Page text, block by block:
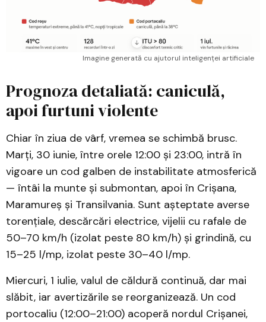
Imagine generată cu ajutorul inteligenței artificiale
Prognoza detaliată: caniculă,
apoi furtuni violente
Chiar în ziua de vârf, vremea se schimbă brusc.
Marți, 30 iunie, între orele 12:00 și 23:00, intră în
vigoare un cod galben de instabilitate atmosferică
— întâi la munte și submontan, apoi în Crișana,
Maramureș și Transilvania. Sunt așteptate averse
torențiale, descărcări electrice, vijelii cu rafale de
50–70 km/h (izolat peste 80 km/h) și grindină, cu
15–25 l/mp, izolat peste 30–40 l/mp.
Miercuri, 1 iulie, valul de căldură continuă, dar mai
slăbit, iar avertizările se reorganizează. Un cod
portocaliu (12:00–21:00) acoperă nordul Crișanei,